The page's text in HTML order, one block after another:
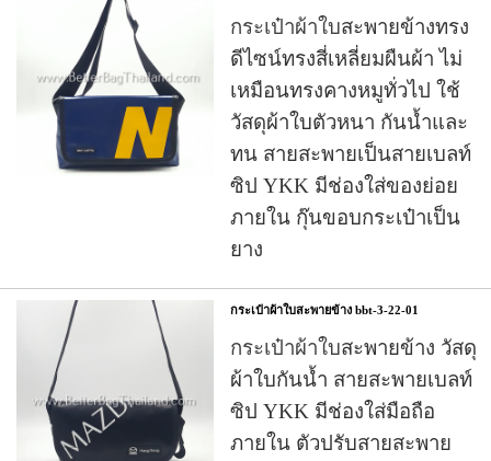
กระเป๋าผ้าใบสะพายข้างทรง
ดีไซน์ทรงสี่เหลี่ยมผืนผ้า ไม่
เหมือนทรงคางหมูทั่วไป ใช้
วัสดุผ้าใบตัวหนา กันน้ำและ
ทน สายสะพายเป็นสายเบลท์
ซิป YKK มีช่องใส่ของย่อย
ภายใน กุ๊นขอบกระเป๋าเป็น
ยาง
กระเป๋าผ้าใบสะพายข้าง bbt-3-22-01
กระเป๋าผ้าใบสะพายข้าง วัสดุ
ผ้าใบกันน้ำ สายสะพายเบลท์
ซิป YKK มีช่องใส่มือถือ
ภายใน ตัวปรับสายสะพาย